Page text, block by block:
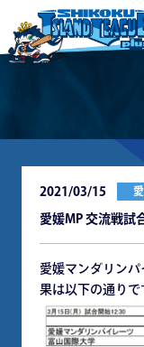
2021/03/15
愛媛MP 交流戦試
愛媛マンダリン
果は以下の通りで